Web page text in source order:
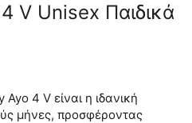
V Unisex Παιδικά
4 V είναι η ιδανική
μήνες, προσφέροντας